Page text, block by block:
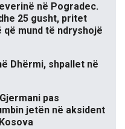
në Pogradec.
25 gusht, pritet
që mund të ndryshojë
Dhërmi, shpallet në
pas
jetën në aksident